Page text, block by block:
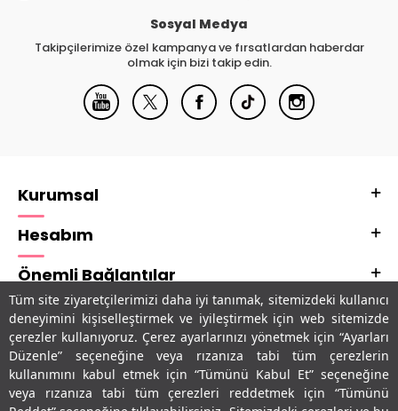
Tüm site ziyaretçilerimizi daha iyi tanımak, sitemizdeki kullanıcı
deneyimini kişiselleştirmek ve iyileştirmek için web sitemizde
çerezler kullanıyoruz. Çerez ayarlarınızı yönetmek için “Ayarları
Düzenle” seçeneğine veya rızanıza tabi tüm çerezlerin
kullanımını kabul etmek için “Tümünü Kabul Et” seçeneğine
veya rızanıza tabi tüm çerezleri reddetmek için “Tümünü
Sosyal Medya
Takipçilerimize özel kampanya ve fırsatlardan haberdar
olmak için bizi takip edin.
Kurumsal
Hesabım
Önemli Bağlantılar
Adres & İletişim
Uygulamalarımız